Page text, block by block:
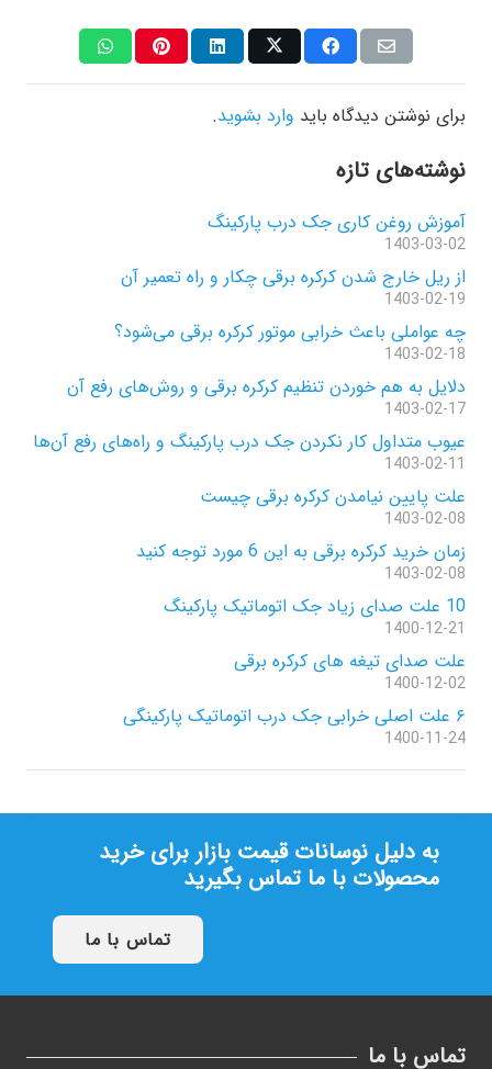
برای نوشتن دیدگاه باید وارد بشوید.
نوشته‌های تازه
آموزش روغن کاری جک درب پارکینگ
1403-03-02
از ریل خارج شدن کرکره برقی چکار و راه تعمیر آن
1403-02-19
چه عواملی باعث خرابی موتور کرکره برقی می‌شود؟
1403-02-18
دلایل به هم خوردن تنظیم کرکره برقی و روش‌های رفع آن
1403-02-17
عیوب متداول کار نکردن جک درب پارکینگ و راه‌های رفع آن‌ها
1403-02-11
علت پایین نیامدن کرکره برقی چیست
1403-02-08
زمان خرید کرکره برقی به این 6 مورد توجه کنید
1403-02-08
10 علت صدای زیاد جک اتوماتیک پارکینگ
1400-12-21
علت صدای تیغه های کرکره برقی
1400-12-02
۶ علت اصلی خرابی جک درب اتوماتیک پارکینگی
1400-11-24
به دلیل نوسانات قیمت بازار برای خرید
محصولات با ما تماس بگیرید
تماس با ما
تماس با ما